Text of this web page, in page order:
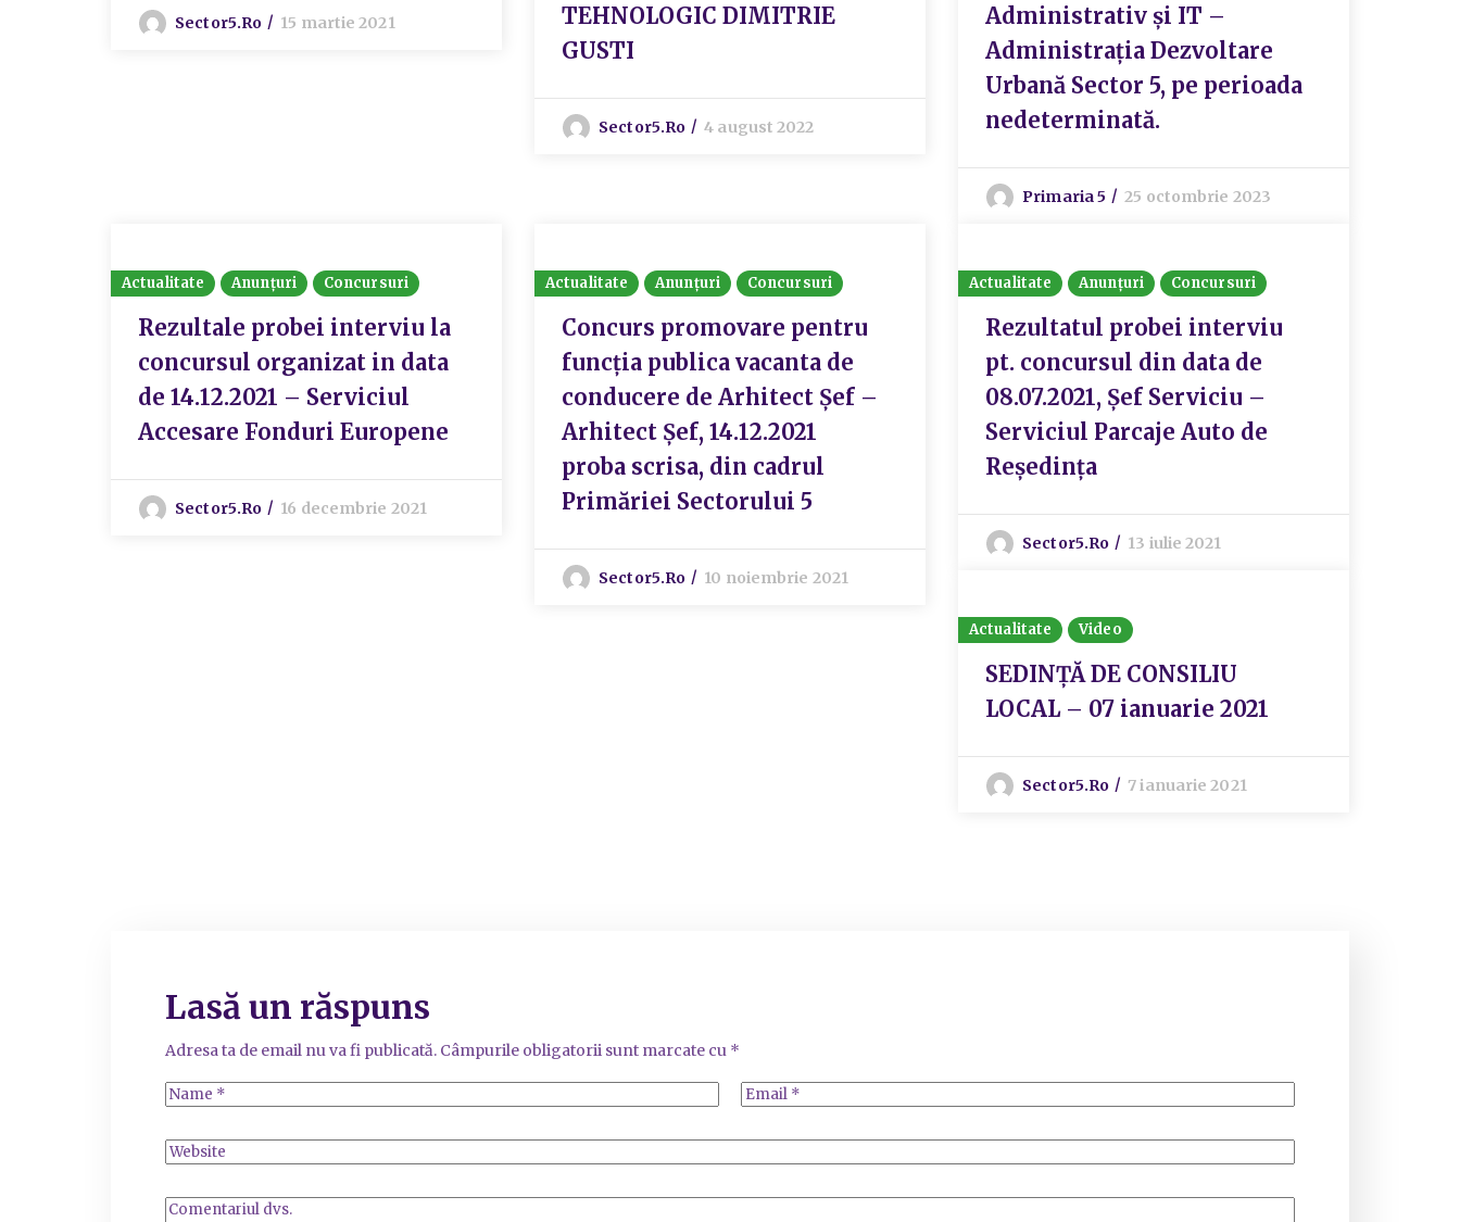
Sector5.ro 15 martie 2021
TEHNOLOGIC DIMITRIE
GUSTI
Sector5.ro 4 august 2022
Administrativ și IT –
Administrația Dezvoltare
Urbană Sector 5, pe perioada
nedeterminată.
Primaria 5 25 octombrie 2023
Actualitate Anunțuri Concursuri
Rezultale probei interviu la
concursul organizat in data
de 14.12.2021 – Serviciul
Accesare Fonduri Europene
Sector5.ro 16 decembrie 2021
Actualitate Anunțuri Concursuri
Concurs promovare pentru
funcția publica vacanta de
conducere de Arhitect Șef –
Arhitect Șef, 14.12.2021
proba scrisa, din cadrul
Primăriei Sectorului 5
Sector5.ro 10 noiembrie 2021
Actualitate Anunțuri Concursuri
Rezultatul probei interviu
pt. concursul din data de
08.07.2021, Șef Serviciu –
Serviciul Parcaje Auto de
Reședința
Sector5.ro 13 iulie 2021
Actualitate Video
SEDINȚĂ DE CONSILIU
LOCAL – 07 ianuarie 2021
Sector5.ro 7 ianuarie 2021
Lasă un răspuns
Adresa ta de email nu va fi publicată. Câmpurile obligatorii sunt marcate cu *